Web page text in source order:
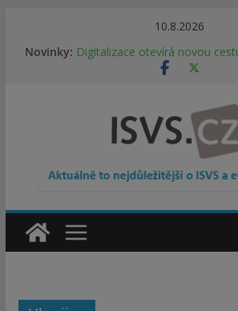
10.8.2026
Novinky:
novou mobilní aplikaci
Digitalizace otevírá novou
DIA: Stát poprvé v historii
veřejnost do testování
DIA: Informační systém
(ISDŘ) je od července v plném
RVIS – Výbor pro architekturu